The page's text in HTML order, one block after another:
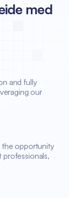
med
and fully
our
the opportunity